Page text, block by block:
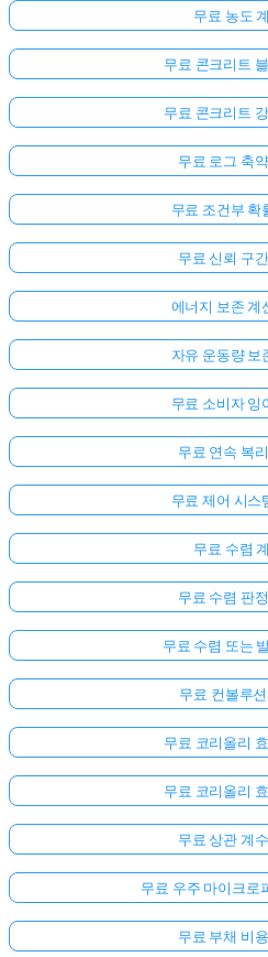
무료 농도
무료 콘크리트
무료 콘크리트
무료 로그 축
무료 조건부 확
무료 신뢰 구
에너지 보존 계
자유 운동량 보
무료 소비자 잉
무료 연속 복
무료 제어 시스
무료 수렴
무료 수렴 판
무료 수렴 또는
무료 컨볼루
무료 코리올리
무료 코리올리
무료 상관 계
무료 우주 마이크로
무료 부채 비